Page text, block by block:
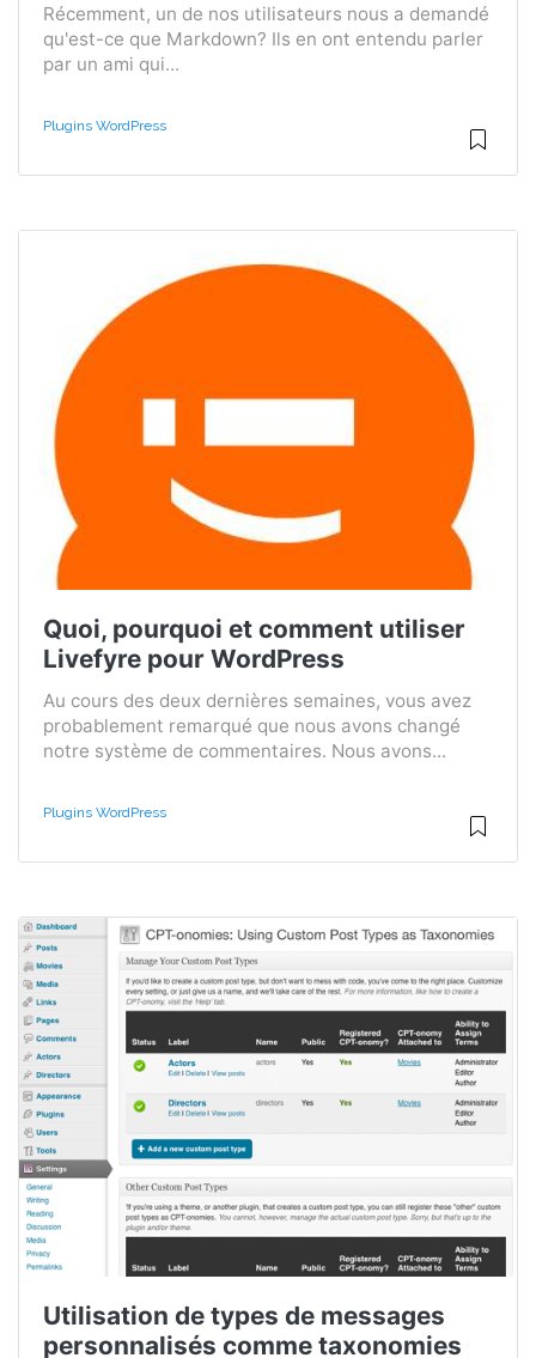
Récemment, un de nos utilisateurs nous a demandé
qu'est-ce que Markdown? Ils en ont entendu parler
par un ami qui...
Plugins WordPress
Quoi, pourquoi et comment utiliser
Livefyre pour WordPress
Au cours des deux dernières semaines, vous avez
probablement remarqué que nous avons changé
notre système de commentaires. Nous avons...
Plugins WordPress
Utilisation de types de messages
personnalisés comme taxonomies